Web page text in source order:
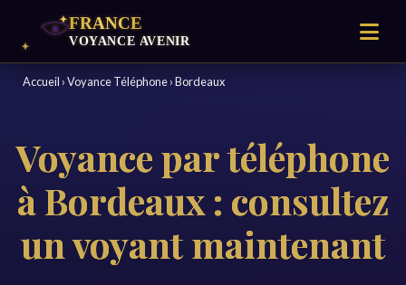
Accueil ›Voyance Téléphone›Bordeaux
Voyance par téléphone
à Bordeaux : consultez
un voyant maintenant